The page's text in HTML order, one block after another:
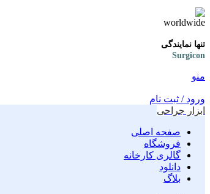
تنها نمایندگی
Surgicon
منو
ورود / ثبت نام
ابزار جراحی
صفحه اصلی
فروشگاه
گالری کارخانه
دانلود
بلاگ